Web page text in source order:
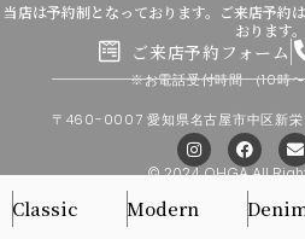
当店は予約制となっております。ご来店予約
おります。
ご来店予約フォーム
※お電話受付時間（10時
〒460-0007 愛知県名古屋市中区新
I
n
s
a
F
a
c
e
b
o
E
n
v
l
© 2024 OHGA All
Classic Modern